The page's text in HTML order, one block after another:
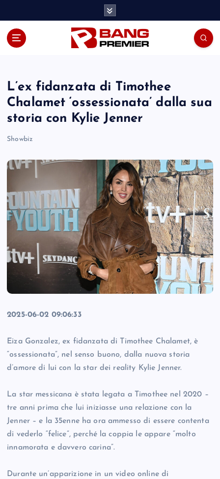
L’ex fidanzata di Timothee
Chalamet ‘ossessionata’ dalla sua
storia con Kylie Jenner
Showbiz
2025-06-02 09:06:33
Eiza Gonzalez, ex fidanzata di Timothee Chalamet, è
“ossessionata”, nel senso buono, dalla nuova storia
d’amore di lui con la star dei reality Kylie Jenner.
La star messicana è stata legata a Timothee nel 2020 –
tre anni prima che lui iniziasse una relazione con la
Jenner – e la 35enne ha ora ammesso di essere contenta
di vederlo “felice”, perché la coppia le appare “molto
innamorata e davvero carina”.
Durante un’apparizione in un video online di